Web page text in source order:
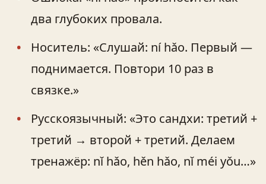
два глубоких провала.
Носитель: «Слушай: ní hǎo. Первый —
поднимается. Повтори 10 раз в
связке.»
Русскоязычный: «Это сандхи: третий +
третий → второй + третий. Делаем
тренажёр: nǐ hǎo, hěn hǎo, nǐ méi yǒu…»